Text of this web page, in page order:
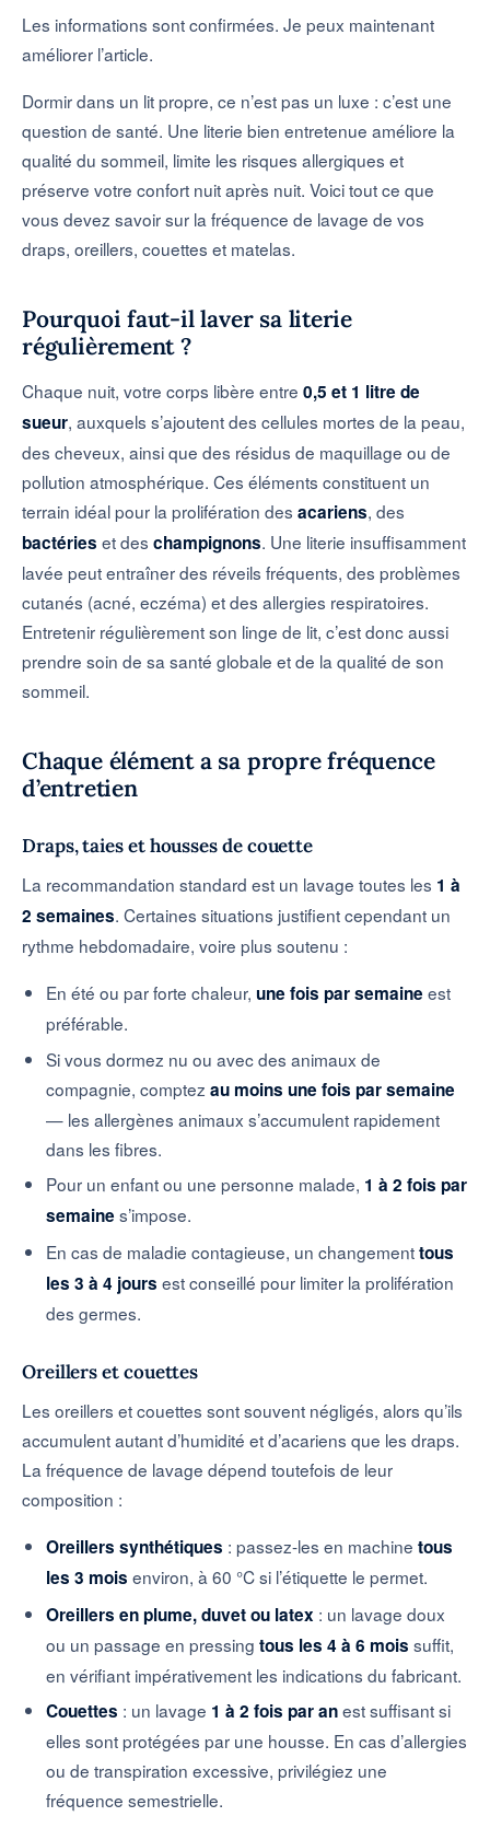
Les informations sont confirmées. Je peux maintenant
améliorer l’article.
Dormir dans un lit propre, ce n’est pas un luxe : c’est une
question de santé. Une literie bien entretenue améliore la
qualité du sommeil, limite les risques allergiques et
préserve votre confort nuit après nuit. Voici tout ce que
vous devez savoir sur la fréquence de lavage de vos
draps, oreillers, couettes et matelas.
Pourquoi faut-il laver sa literie
régulièrement ?
Chaque nuit, votre corps libère entre 0,5 et 1 litre de
sueur, auxquels s’ajoutent des cellules mortes de la peau,
des cheveux, ainsi que des résidus de maquillage ou de
pollution atmosphérique. Ces éléments constituent un
terrain idéal pour la prolifération des acariens, des
bactéries et des champignons. Une literie insuffisamment
lavée peut entraîner des réveils fréquents, des problèmes
cutanés (acné, eczéma) et des allergies respiratoires.
Entretenir régulièrement son linge de lit, c’est donc aussi
prendre soin de sa santé globale et de la qualité de son
sommeil.
Chaque élément a sa propre fréquence
d’entretien
Draps, taies et housses de couette
La recommandation standard est un lavage toutes les 1 à
2 semaines. Certaines situations justifient cependant un
rythme hebdomadaire, voire plus soutenu :
En été ou par forte chaleur,une fois par semaine est
préférable.
Si vous dormez nu ou avec des animaux de
compagnie, comptezau moins une fois par semaine
— les allergènes animaux s’accumulent rapidement
dans les fibres.
Pour un enfant ou une personne malade, 1 à 2 fois par
semaine s’impose.
En cas de maladie contagieuse, un changementtous
les 3 à 4 jours est conseillé pour limiter la prolifération
des germes.
Oreillers et couettes
Les oreillers et couettes sont souvent négligés, alors qu’ils
accumulent autant d’humidité et d’acariens que les draps.
La fréquence de lavage dépend toutefois de leur
composition :
Oreillers synthétiques : passez-les en machinetous
les 3 mois environ, à 60 °C si l’étiquette le permet.
Oreillers en plume, duvet ou latex : un lavage doux
ou un passage en pressingtous les 4 à 6 mois suffit,
en vérifiant impérativement les indications du fabricant.
Couettes : un lavage 1 à 2 fois par anest suffisant si
elles sont protégées par une housse. En cas d’allergies
ou de transpiration excessive, privilégiez une
fréquence semestrielle.